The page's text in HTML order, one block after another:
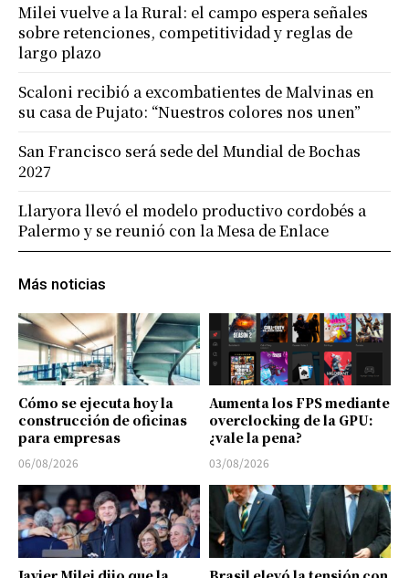
Más noticias
Cómo se ejecuta hoy la
construcción de oficinas
para empresas
06/08/2026
Aumenta los FPS mediante
overclocking de la GPU:
¿vale la pena?
03/08/2026
Milei vuelve a la Rural: el campo espera señales
sobre retenciones, competitividad y reglas de
largo plazo
Scaloni recibió a excombatientes de Malvinas en
su casa de Pujato: “Nuestros colores nos unen”
San Francisco será sede del Mundial de Bochas
2027
Llaryora llevó el modelo productivo cordobés a
Palermo y se reunió con la Mesa de Enlace